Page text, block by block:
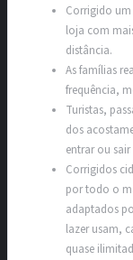
Corrigido um
loja com
distância.
As famílias
frequência,
Turistas,
dos
entrar ou
Corrigidos
por todo o
adaptados
lazer usam,
quase